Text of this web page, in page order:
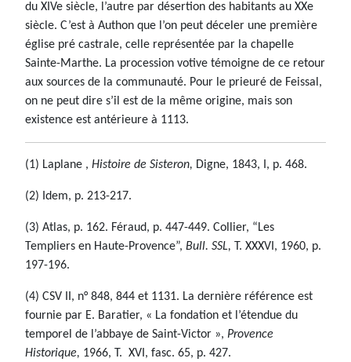
du XIVe siècle, l’autre par désertion des habitants au XXe
siècle. C’est à Authon que l’on peut déceler une première
église pré castrale, celle représentée par la chapelle
Sainte-Marthe. La procession votive témoigne de ce retour
aux sources de la communauté. Pour le prieuré de Feissal,
on ne peut dire s’il est de la même origine, mais son
existence est antérieure à 1113.
(1) Laplane , Histoire de Sisteron, Digne, 1843, I, p. 468.
(2) Idem, p. 213-217.
(3) Atlas, p. 162. Féraud, p. 447-449. Collier, “Les
Templiers en Haute-Provence”, Bull. SSL, T. XXXVI, 1960, p.
197-196.
(4) CSV II, n° 848, 844 et 1131. La dernière référence est
fournie par E. Baratier, « La fondation et l’étendue du
temporel de l’abbaye de Saint-Victor », Provence
Historique, 1966, T. XVI, fasc. 65, p. 427.